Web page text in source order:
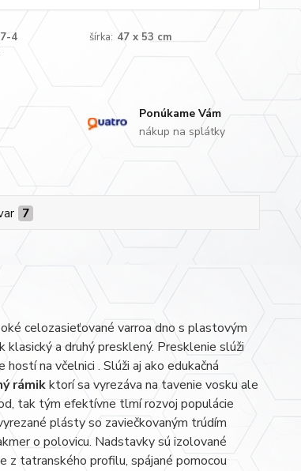
4 šírka: 47 x 53 cm
Ponúkame Vám
nákup na splátky
7
celozasieťované varroa dno s plastovým
a druhý presklený. Presklenie slúži
na včelnici . Slúži aj ako edukačná
rámikktorí sa vyrezáva na tavenie vosku ale
tak tým efektívne tlmí rozvoj populácie
plásty so zaviečkovaným trúdím
o polovicu. Nadstavky sú izolované
z tatranského profilu, spájané pomocou